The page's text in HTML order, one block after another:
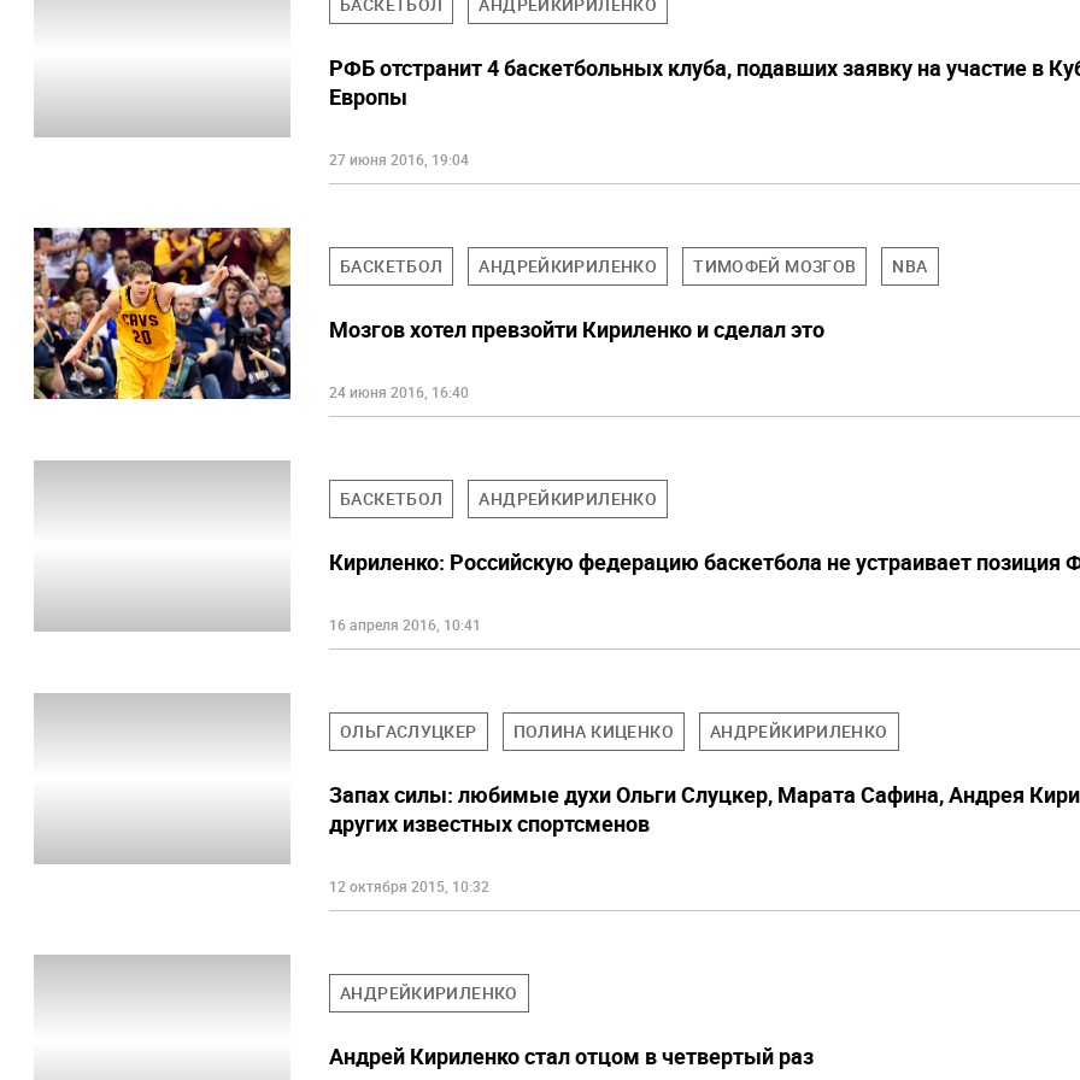
РФБ отстранит 4 баскетбольных клуба, подавших заявку на участие в
Европы
27 июня 2016, 19:04
БАСКЕТБОЛ АНДРЕЙКИРИЛЕНКО ТИМОФЕЙ МОЗГОВ NBA
Мозгов хотел превзойти Кириленко и сделал это
24 июня 2016, 16:40
БАСКЕТБОЛ АНДРЕЙКИРИЛЕНКО
Кириленко: Российскую федерацию баскетбола не устраивает позиция
16 апреля 2016, 10:41
ОЛЬГАСЛУЦКЕР ПОЛИНА КИЦЕНКО АНДРЕЙКИРИЛЕНКО
Запах силы: любимые духи Ольги Слуцкер, Марата Сафина, Андрея
других известных спортсменов
12 октября 2015, 10:32
АНДРЕЙКИРИЛЕНКО
Андрей Кириленко стал отцом в четвертый раз